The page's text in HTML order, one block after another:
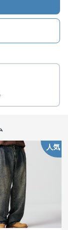
人気